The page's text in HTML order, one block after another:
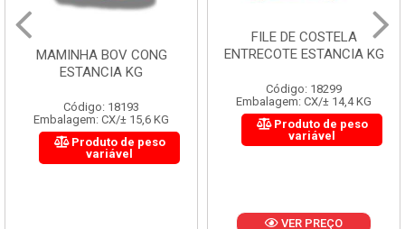
MAMINHA BOV CONG
ESTANCIA KG
Código: 18193
Embalagem: CX/± 15,6 KG
Produto de peso
variável
FILE DE COSTELA
ENTRECOTE ESTANCIA KG
Código: 18299
Embalagem: CX/± 14,4 KG
Produto de peso
variável
VER PREÇO